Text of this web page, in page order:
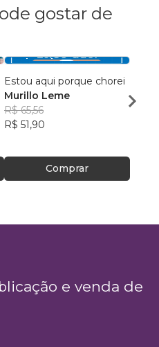
gostar de
Estou aqui porque chorei
Murillo Leme
R$ 65,56
R$ 51,90
Comprar
dos
R$
e venda de